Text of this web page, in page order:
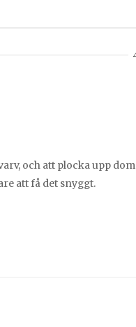
och att plocka upp
att få det snyggt.